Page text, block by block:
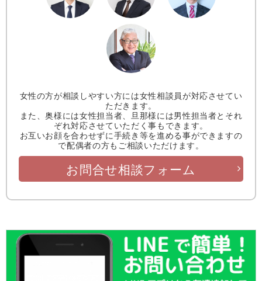
女性の方が相談しやすい方には女性相談員が対応させてい
ただきます。
また、奥様には女性担当者、旦那様には男性担当者とそれ
ぞれ対応させていただく事もできます。
お互いお顔を合わせずに手続き等を進める事ができますの
で配偶者の方もご相談いただけます。
お問合せ相談フォーム